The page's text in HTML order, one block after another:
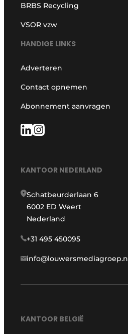
BRBS Recycling
VSOR vzw
HANDIGE LINKS
Adverteren
Contact opnemen
Abonnement aanvragen
KANTOOR NEDERLAND
Schatbeurderlaan 6
6002 ED Weert
Nederland
+31 495 450095
KANTOOR BELGIË